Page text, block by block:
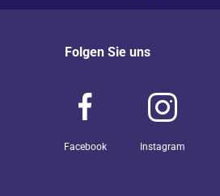
Folgen Sie uns
Facebook Instagram